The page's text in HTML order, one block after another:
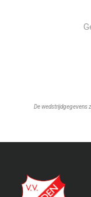
De wedstrijdgegevens